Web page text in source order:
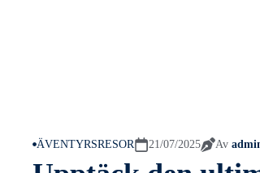
ÄVENTYRSRESOR 21/07/2025 Av